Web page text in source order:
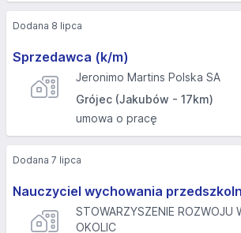
Sprzedawca (k/m)
Jeronimo Martins Polska SA
Grójec (Jakubów - 17km)
umowa o pracę
Dodana 8 lipca
Nauczyciel wychowania
STOWARZYSZENIE ROZWOJU
OKOLIC
Dodana 7 lipca